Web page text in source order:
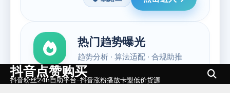
Skip
to
抖音点赞购买
抖音粉丝24h自助平台-抖音涨粉播放卡盟低价货源